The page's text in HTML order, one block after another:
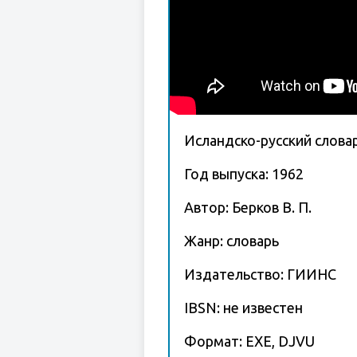
Исландско-русский
Год выпуска: 1962
Автор: Берков В. П.
Жанр: словарь
Издательство: ГИИНС
IBSN: не известен
Формат: EXE, DJVU